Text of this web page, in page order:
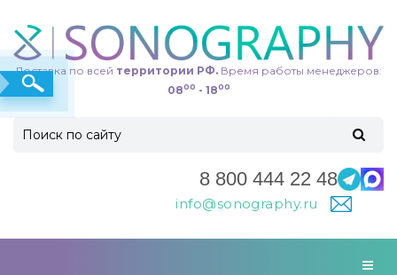
Доставка по всей территории РФ. Время работы менеджеров:
0800 - 1800
8 800 444 22 48
info@sonography.ru